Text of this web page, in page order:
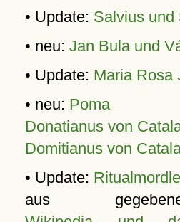
• Update: Salvius und
• neu: Jan Bula und
• Update: Maria Rosa
• neu: Poma
Donatianus von
Domitianus von
• Update:
aus